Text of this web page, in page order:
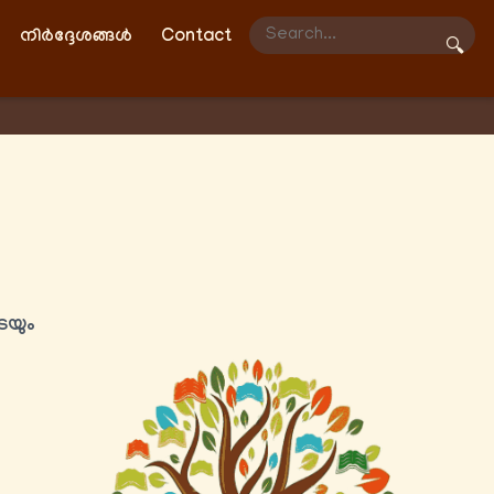
നിർദ്ദേശങ്ങൾ Contact
🔍